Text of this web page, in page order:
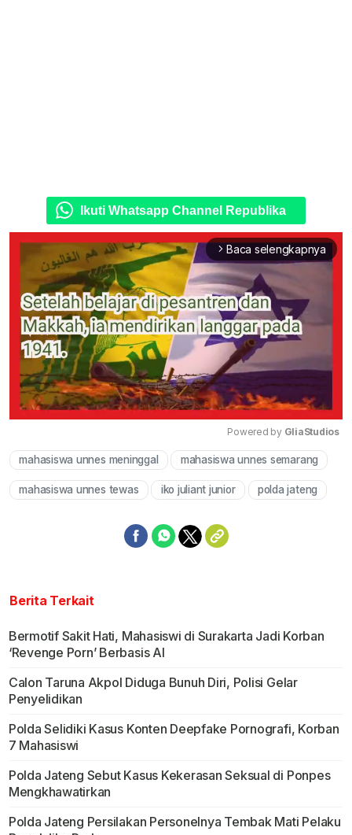
Ikuti Whatsapp Channel Republika
arrow_forward_ios Baca selengkapnya
Mute
Powered by GliaStudios
mahasiswa unnes meninggal mahasiswa unnes semarang
mahasiswa unnes tewas iko juliant junior polda jateng
Berita Terkait
Bermotif Sakit Hati, Mahasiswi di Surakarta Jadi Korban
‘Revenge Porn’ Berbasis AI
Calon Taruna Akpol Diduga Bunuh Diri, Polisi Gelar
Penyelidikan
Polda Selidiki Kasus Konten Deepfake Pornografi, Korban
7 Mahasiswi
Polda Jateng Sebut Kasus Kekerasan Seksual di Ponpes
Mengkhawatirkan
Polda Jateng Persilakan Personelnya Tembak Mati Pelaku